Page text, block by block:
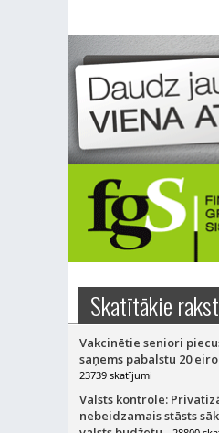
Skatītākie
Vakcinētie seniori
saņems pabalstu 20
23739 skatījumi
Valsts kontrole:
nebeidzamais stāsts